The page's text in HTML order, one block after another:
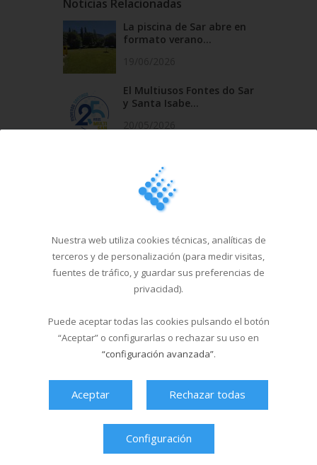
Noticias Relacionadas
La piscina de Sar abre en
formato verano...
El Multiusos Fontes do Sar
y Santa Isabe...
29/04/2026
18/03/2026
Nuestra web utiliza cookies técnicas, analíticas de
terceros y de personalización (para medir visitas,
fuentes de tráfico, y guardar sus preferencias de
privacidad).
Puede aceptar todas las cookies pulsando el botón
“Aceptar” o configurarlas o rechazar su uso en
“configuración avanzada”.
Aceptar Rechazar todas
Configuración